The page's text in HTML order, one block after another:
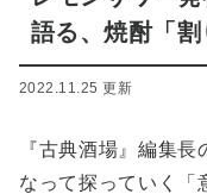
語る、焼酎「
2022.11.25 更新
『古典酒場』編集
なって探っていく「